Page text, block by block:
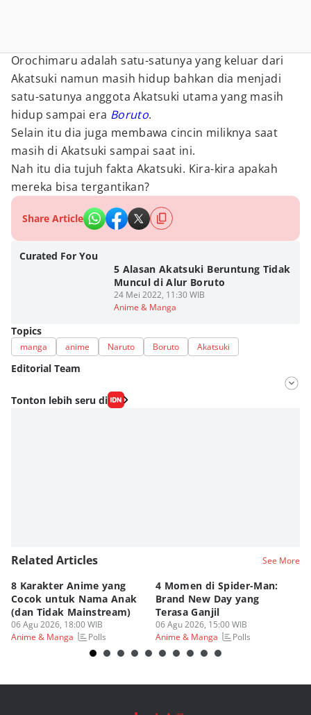
Orochimaru adalah satu-satunya yang keluar dari
Akatsuki namun masih hidup bahkan dia menjadi
satu-satunya anggota Akatsuki utama yang masih
hidup sampai era Boruto.
Selain itu dia juga membawa cincin miliknya saat
masih di Akatsuki sampai saat ini.
Nah itu dia tujuh fakta Akatsuki. Kira-kira apakah
mereka bisa tergantikan?
Share Article
Curated For You
5 Alasan Akatsuki Beruntung Tidak
Muncul di Alur Boruto
24 Mei 2022, 11:30 WIB
Anime & Manga
Topics
manga anime Naruto Boruto Akatsuki
Editorial Team
Editor
Antonius Putu Satria
Tonton lebih seru di
Related Articles See More
8 Karakter Anime yang
Cocok untuk Nama Anak
(dan Tidak Mainstream)
06 Agu 2026, 18:00 WIB
Anime & Manga
Polls
4 Momen di Spider-Man:
Brand New Day yang
Terasa Ganjil
06 Agu 2026, 15:00 WIB
Anime & Manga
Polls